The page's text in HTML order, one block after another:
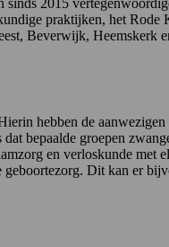
2015
praktijken, het
Beverwijk,
hebben de
bepaalde groepen
en verloskunde met
Dit kan er